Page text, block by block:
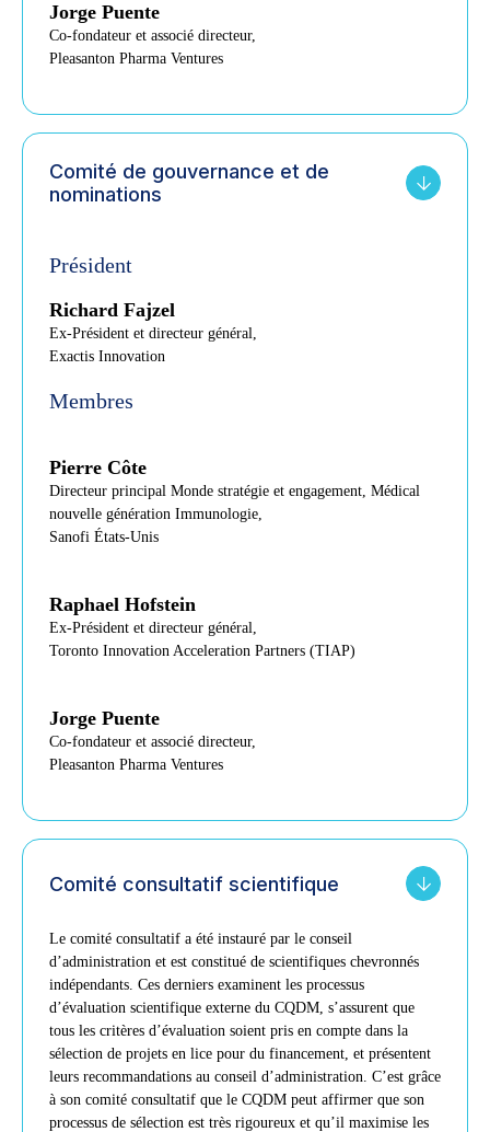
Jorge Puente
Co-fondateur et associé directeur,
Pleasanton Pharma Ventures
Comité de gouvernance et de
nominations
Président
Richard Fajzel
Ex-Président et directeur général,
Exactis Innovation
Membres
Pierre Côte
Directeur principal Monde stratégie et engagement, Médical
nouvelle génération Immunologie,
Sanofi États-Unis
Raphael Hofstein
Ex-Président et directeur général,
Toronto Innovation Acceleration Partners (TIAP)
Jorge Puente
Co-fondateur et associé directeur,
Pleasanton Pharma Ventures
Comité consultatif scientifique
Le comité consultatif a été instauré par le conseil
d’administration et est constitué de scientifiques chevronnés
indépendants. Ces derniers examinent les processus
d’évaluation scientifique externe du CQDM, s’assurent que
tous les critères d’évaluation soient pris en compte dans la
sélection de projets en lice pour du financement, et présentent
leurs recommandations au conseil d’administration. C’est grâce
à son comité consultatif que le CQDM peut affirmer que son
processus de sélection est très rigoureux et qu’il maximise les